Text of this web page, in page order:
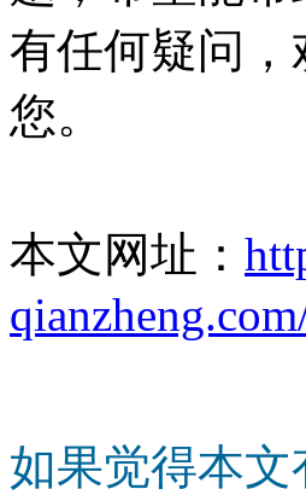
有任何疑问
您。
本文网址：
如果觉得本